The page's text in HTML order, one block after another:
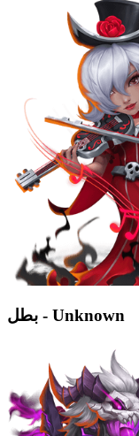
بطل - Unknown